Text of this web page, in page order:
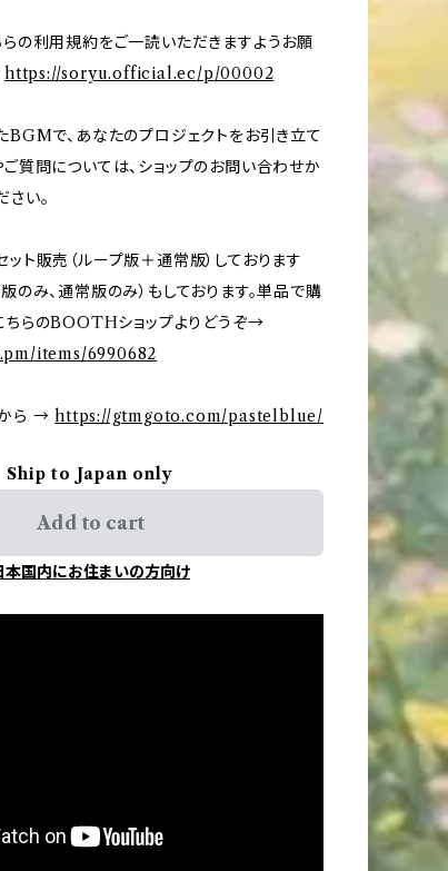
の利用規約をご一読いただきますようお願
https://soryu.official.ec/p/00002
BGMで、あなたのプロジェクトをお引き立て
ご質問については、ショップのお問い合わせか
い。
ト販売（ループ版＋通常版）しております
のみ、通常版のみ）もしております。単品で購
ちらのBOOTHショップよりどうぞ→
items/6990682
から →https://gtmgoto.com/pastelblue/
Ship to Japan only
Add to cart
本国内にお住まいの方向け